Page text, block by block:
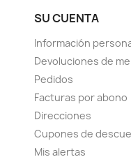
SU CUENTA
Información
Devoluciones de
Pedidos
Facturas por abono
Direcciones
Cupones de
Mis alertas